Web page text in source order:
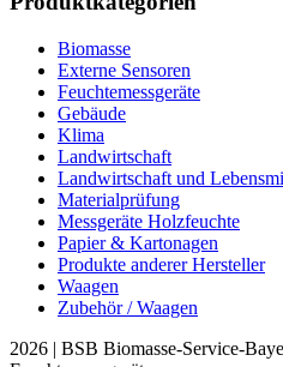
Biomasse
Externe Sensoren
Feuchtemessgeräte
Gebäude
Klima
Landwirtschaft
Landwirtschaft und
Materialprüfung
Messgeräte Holzfeuchte
Papier & Kartonagen
Produkte anderer Hersteller
Waagen
Zubehör / Waagen
2026 | BSB Biomasse-Service-